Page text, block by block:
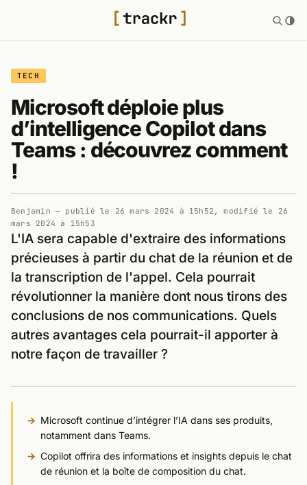
TECH
Microsoft déploie plus
d’intelligence Copilot dans
Teams : découvrez comment
!
Benjamin — publié le 26 mars 2024 à 15h52 , modifié le 26
mars 2024 à 15h53
L'IA sera capable d'extraire des informations
précieuses à partir du chat de la réunion et de
la transcription de l'appel. Cela pourrait
révolutionner la manière dont nous tirons des
conclusions de nos communications. Quels
autres avantages cela pourrait-il apporter à
notre façon de travailler ?
Microsoft continue d’intégrer l’IA dans ses produits,
notamment dans Teams.
Copilot offrira des informations et insights depuis le chat
de réunion et la boîte de composition du chat.